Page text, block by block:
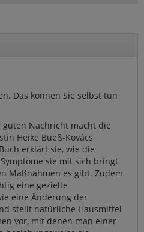
Das können Sie selbst tun
Nachricht macht die
Heike Bueß-Kovács
erklärt sie, wie die
sie mit sich bringt
Maßnahmen es gibt. Zudem
eine gezielte
eine Änderung der
stellt natürliche Hausmittel
vor, mit denen man einer